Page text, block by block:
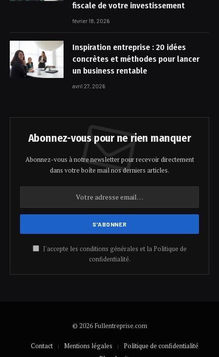
fiscale de votre investissement
février 18, 2026
Inspiration entreprise : 20 idées
concrètes et méthodes pour lancer
un business rentable
avril 27, 2026
Abonnez-vous pour ne rien manquer
Abonnez-vous à notre newsletter pour recevoir directement
dans votre boîte mail nos derniers articles.
J'accepte les conditions générales et la Politique de
confidentialité.
© 2026 Fullentreprise.com
Contact Mentions légales
Politique de confidentialité